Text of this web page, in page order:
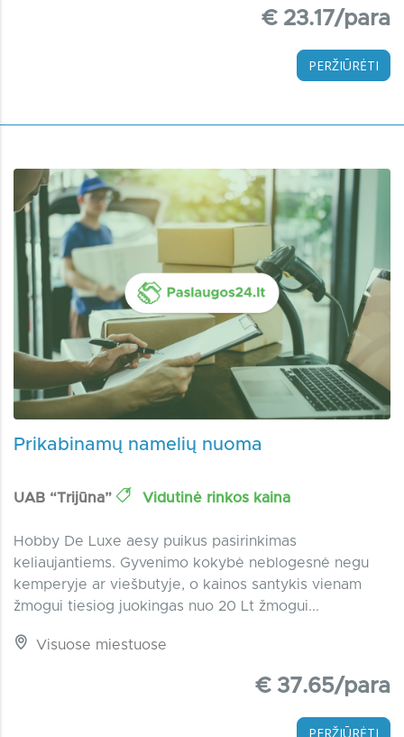
€ 23.17/para
PERŽIŪRĖTI
Prikabinamų namelių nuoma
UAB “Trijūna” Vidutinė rinkos kaina
Hobby De Luxe aesy puikus pasirinkimas
keliaujantiems. Gyvenimo kokybė neblogesnė negu
kemperyje ar viešbutyje, o kainos santykis vienam
žmogui tiesiog juokingas nuo 20 Lt žmogui...
Visuose miestuose
€ 37.65/para
PERŽIŪRĖTI